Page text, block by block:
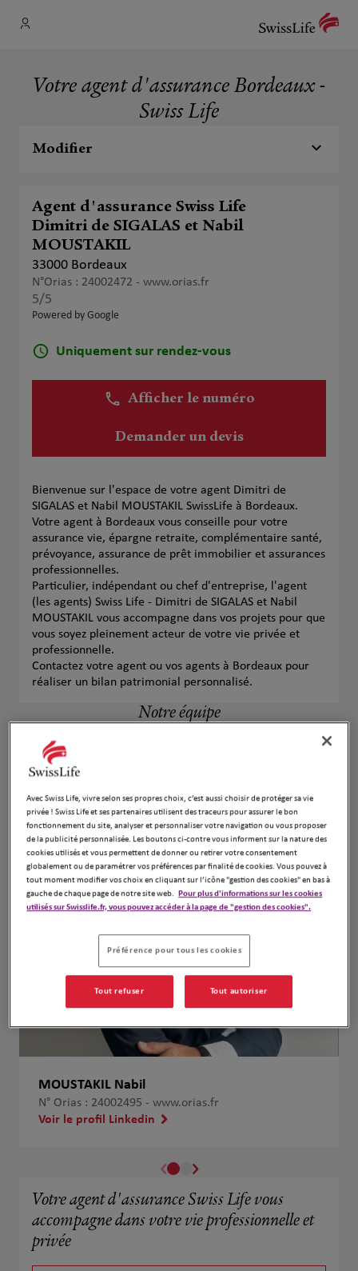
Votre agent d'assurance Bordeaux -
Swiss Life
Modifier
Agent d'assurance Swiss Life
Dimitri de SIGALAS et Nabil
MOUSTAKIL
33000 Bordeaux
N°Orias : 24002472 - www.orias.fr
5/5
Powered by Google
Uniquement sur rendez-vous
Afficher le numéro
Demander un devis
Bienvenue sur l'espace de votre agent Dimitri de
SIGALAS et Nabil MOUSTAKIL SwissLife à Bordeaux.
Votre agent à Bordeaux vous conseille pour votre
assurance vie, épargne retraite, complémentaire santé,
prévoyance, assurance de prêt immobilier et assurances
professionnelles.
Particulier, indépendant ou chef d'entreprise, l'agent
(les agents) Swiss Life - Dimitri de SIGALAS et Nabil
MOUSTAKIL vous accompagne dans vos projets pour que
vous soyez pleinement acteur de votre vie privée et
professionnelle.
Contactez votre agent ou vos agents à Bordeaux pour
réaliser un bilan patrimonial personnalisé.
Notre équipe
MOUSTAKIL Nabil
N° Orias : 24002495 - www.orias.fr
Voir le profil Linkedin
Votre agent d'assurance Swiss Life vous
accompagne dans votre vie professionnelle et
privée
Avec Swiss Life, vivre selon ses propres choix, c’est aussi choisir de protéger sa vie
privée ! Swiss Life et ses partenaires utilisent des traceurs pour assurer le bon
fonctionnement du site, analyser et personnaliser votre navigation ou vous proposer
de la publicité personnalisée. Les boutons ci-contre vous informent sur la nature des
cookies utilisés et vous permettent de donner ou retirer votre consentement
globalement ou de paramétrer vos préférences par finalité de cookies. Vous pouvez à
tout moment modifier vos choix en cliquant sur l’icône "gestion des cookies" en bas à
gauche de chaque page de notre site web. Pour plus d'informations sur les cookies
utilisés sur Swisslife.fr, vous pouvez accéder à la page de "gestion des cookies".
Préférence pour tous les cookies
Tout refuser Tout autoriser